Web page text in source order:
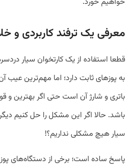
معرفی یک ترفند کاربردی و
قطعا استفاده از یک کارتخوان سیار
به پوزهای ثابت دارد؛ اما مهم‌ترین عیب
باتری و شارژ آن است حتی اگر بهترین و
باشد. حالا اگر این مشکل را حل کنیم
سیار هیچ مشکلی نداریم؟!
پاسخ ساده است؛ برخی از دستگاه‌های پوز